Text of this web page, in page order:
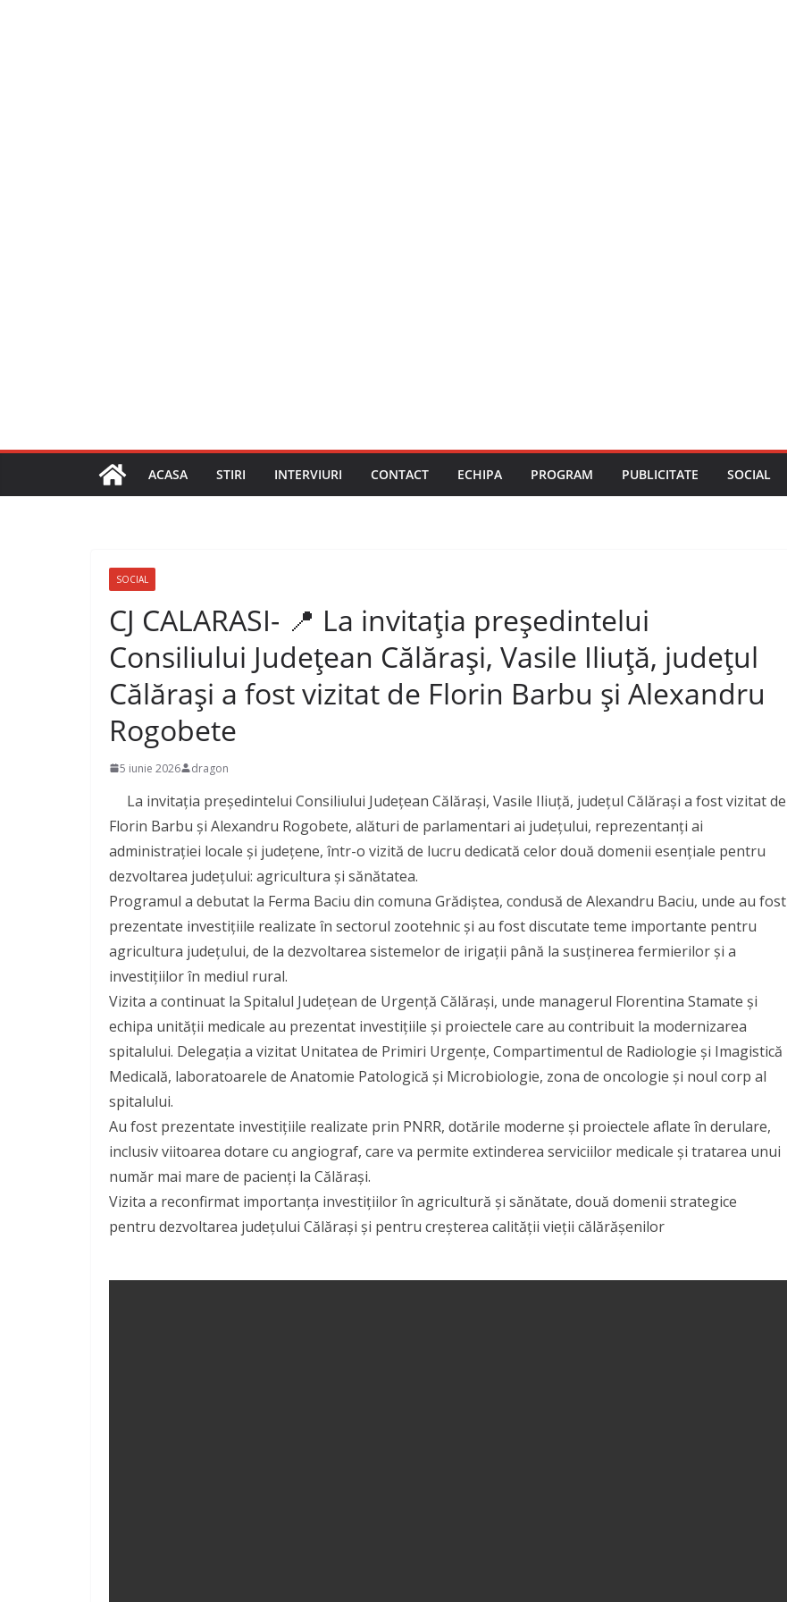
ACASA STIRI INTERVIURI CONTACT ECHIPA PROGRAM PUBLICITATE SOCIAL
SOCIAL
CJ CALARASI- 📍 La invitația președintelui
Consiliului Județean Călărași, Vasile Iliuță, județul
Călărași a fost vizitat de Florin Barbu și Alexandru
Rogobete
5 iunie 2026 dragon
La invitația președintelui Consiliului Județean Călărași, Vasile Iliuță, județul Călărași a fost vizitat de
Florin Barbu și Alexandru Rogobete, alături de parlamentari ai județului, reprezentanți ai
administrației locale și județene, într-o vizită de lucru dedicată celor două domenii esențiale pentru
dezvoltarea județului: agricultura și sănătatea.
Programul a debutat la Ferma Baciu din comuna Grădiștea, condusă de Alexandru Baciu, unde au fost
prezentate investițiile realizate în sectorul zootehnic și au fost discutate teme importante pentru
agricultura județului, de la dezvoltarea sistemelor de irigații până la susținerea fermierilor și a
investițiilor în mediul rural.
Vizita a continuat la Spitalul Județean de Urgență Călărași, unde managerul Florentina Stamate și
echipa unității medicale au prezentat investițiile și proiectele care au contribuit la modernizarea
spitalului. Delegația a vizitat Unitatea de Primiri Urgențe, Compartimentul de Radiologie și Imagistică
Medicală, laboratoarele de Anatomie Patologică și Microbiologie, zona de oncologie și noul corp al
spitalului.
Au fost prezentate investițiile realizate prin PNRR, dotările moderne și proiectele aflate în derulare,
inclusiv viitoarea dotare cu angiograf, care va permite extinderea serviciilor medicale și tratarea unui
număr mai mare de pacienți la Călărași.
Vizita a reconfirmat importanța investițiilor în agricultură și sănătate, două domenii strategice
pentru dezvoltarea județului Călărași și pentru creșterea calității vieții călărășenilor